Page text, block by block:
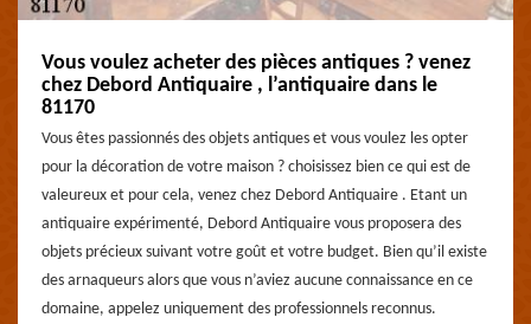
Vous voulez acheter des pièces antiques ? venez
chez Debord Antiquaire , l’antiquaire dans le
81170
Vous êtes passionnés des objets antiques et vous voulez les opter
pour la décoration de votre maison ? choisissez bien ce qui est de
valeureux et pour cela, venez chez Debord Antiquaire . Etant un
antiquaire expérimenté, Debord Antiquaire vous proposera des
objets précieux suivant votre goût et votre budget. Bien qu’il existe
des arnaqueurs alors que vous n’aviez aucune connaissance en ce
domaine, appelez uniquement des professionnels reconnus.